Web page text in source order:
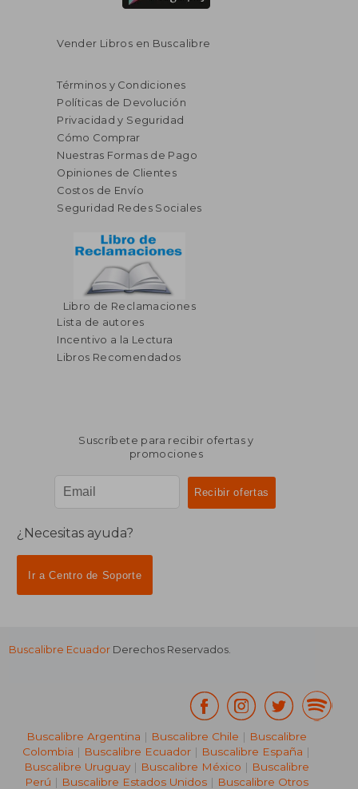
Vender Libros en Buscalibre
Términos y Condiciones
Políticas de Devolución
Privacidad y Seguridad
Cómo Comprar
Nuestras Formas de Pago
Opiniones de Clientes
Costos de Envío
Seguridad Redes Sociales
Libro de Reclamaciones
Lista de autores
Incentivo a la Lectura
Libros Recomendados
Suscríbete para recibir ofertas y
promociones
¿Necesitas ayuda?
Ir a Centro de Soporte
Buscalibre Ecuador Derechos Reservados.
Buscalibre Argentina | Buscalibre Chile | Buscalibre
Colombia | Buscalibre Ecuador | Buscalibre España |
Buscalibre Uruguay| Buscalibre México | Buscalibre
Perú | Buscalibre Estados Unidos| Buscalibre Otros